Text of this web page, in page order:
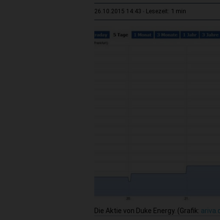
26.10.2015 14:43 Lesezeit: 1 min
Die Aktie von Duke Energy. (Grafik: